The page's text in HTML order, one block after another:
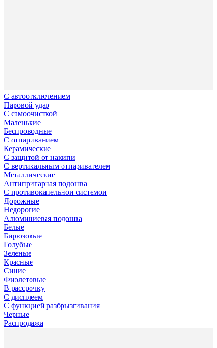
С автоотключением
Паровой удар
С самоочисткой
Маленькие
Беспроводные
С отпариванием
Керамические
С защитой от накипи
С вертикальным отпаривателем
Металлические
Антипригарная подошва
С противокапельной системой
Дорожные
Недорогие
Алюминиевая подошва
Белые
Бирюзовые
Голубые
Зеленые
Красные
Синие
Фиолетовые
В рассрочку
С дисплеем
С функцией разбрызгивания
Черные
Распродажа